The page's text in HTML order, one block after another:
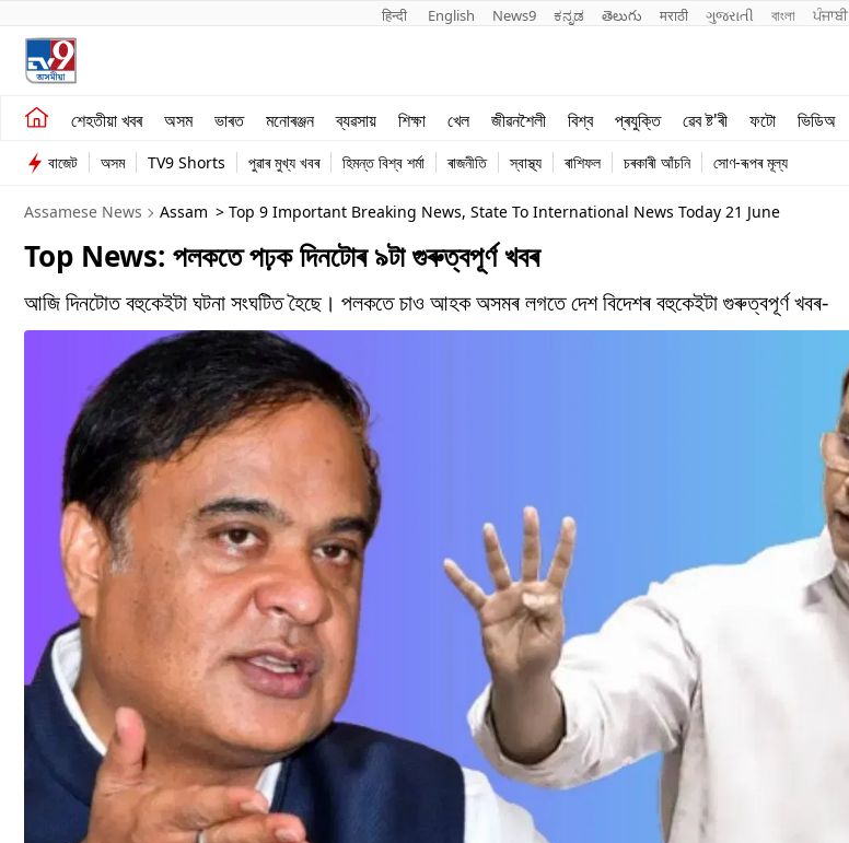
हिन्दी English News9 ಕನ್ನಡ తెలుగు मराठी ગુજરાતી বাংলা ਪੰਜਾਬੀ
শেহতীয়া খবৰ অসম ভাৰত মনোৰঞ্জন ব্যৱসায় শিক্ষা খেল জীৱনশৈলী বিশ্ব প্ৰযুক্তি ৱেব ষ্ট'ৰী ফটো ভিডিঅ
শেহতীয়া খবৰ
অসম
ভাৰত
ব্যৱসায়
খেল
জীৱনশৈলী
বাজেট অসম TV9 Shorts পুৱাৰ মুখ্য খবৰ হিমন্ত বিশ্ব শৰ্মা ৰাজনীতি স্বাস্থ্য ৰাশিফল চৰকাৰী আঁচনি সোণ-ৰূপৰ মূল্য
Assamese News Assam > Top 9 Important Breaking News, State To International News Today 21 June
Top News: পলকতে পঢ়ক দিনটোৰ ৯টা গুৰুত্বপূৰ্ণ খবৰ
আজি দিনটোত বহুকেইটা ঘটনা সংঘটিত হৈছে। পলকতে চাও আহক অসমৰ লগতে দেশ বিদেশৰ বহুকেইটা গুৰুত্বপূৰ্ণ খবৰ-